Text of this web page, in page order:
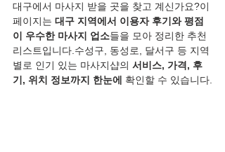
대구에서 마사지 받을 곳을 찾고 계신가요?이
페이지는 대구 지역에서 이용자 후기와 평점
이 우수한 마사지 업소들을 모아 정리한 추천
리스트입니다.수성구, 동성로, 달서구 등 지역
별로 인기 있는 마사지샵의 서비스, 가격, 후
기, 위치 정보까지 한눈에 확인할 수 있습니다.